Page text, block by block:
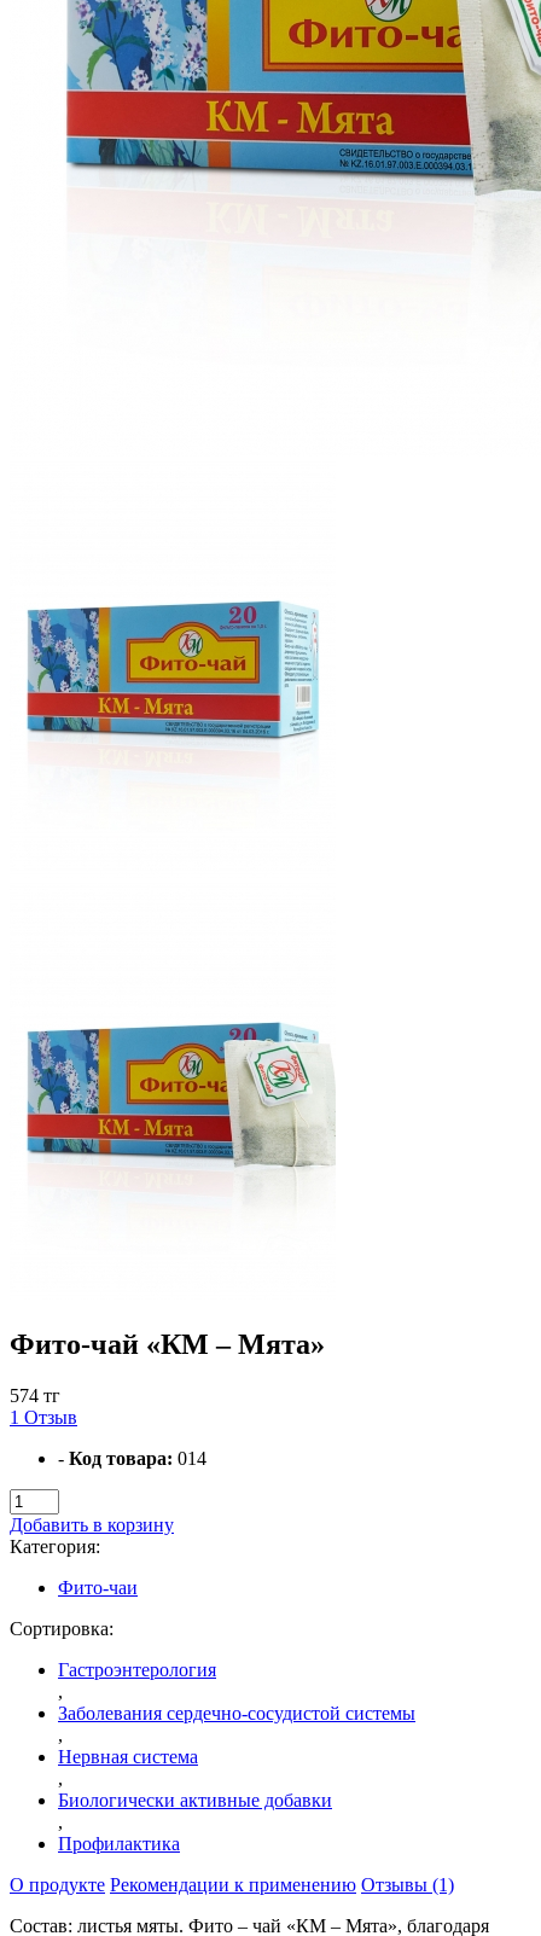
Фито-чай «КМ – Мята»
574 тг
1 Отзыв
- Код товара: 014
Добавить в корзину
Категория:
Фито-чаи
Сортировка:
Гастроэнтерология
,
Заболевания сердечно-сосудистой системы
,
Нервная система
,
Биологически активные добавки
,
Профилактика
О продукте Рекомендации к применению Отзывы (1)
Состав: листья мяты. Фито – чай «КМ – Мята», благодаря